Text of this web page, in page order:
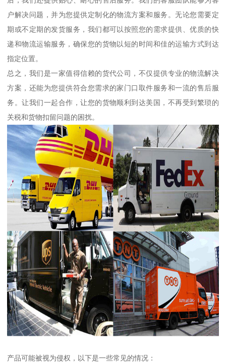
户解决问题，并为您提供定制化的物流方案和服务。无论您需要定
期或不定期的发货服务，我们都可以按照您的需求提供、优质的快
递和物流运输服务，确保您的货物以短的时间和佳的运输方式到达
指定位置。
总之，我们是一家值得信赖的货代公司，不仅提供专业的物流解决
方案，还能为您提供符合您需求的家门口取件服务和一流的售后服
务。让我们一起合作，让您的货物顺利到达美国，不再受到繁琐的
关税和货物扣留问题的困扰。
产品可能被视为侵权，以下是一些常见的情况：